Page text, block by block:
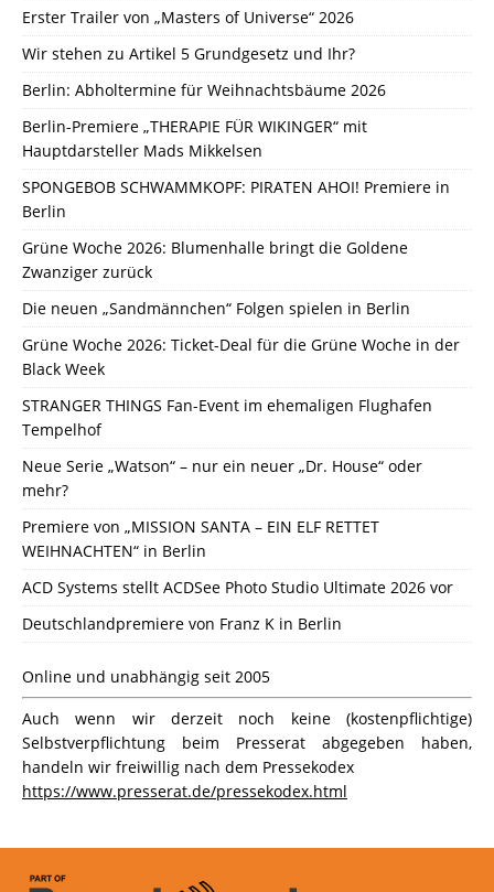
Erster Trailer von „Masters of Universe“ 2026
Wir stehen zu Artikel 5 Grundgesetz und Ihr?
Berlin: Abholtermine für Weihnachtsbäume 2026
Berlin-Premiere „THERAPIE FÜR WIKINGER“ mit
Hauptdarsteller Mads Mikkelsen
SPONGEBOB SCHWAMMKOPF: PIRATEN AHOI! Premiere in
Berlin
Grüne Woche 2026: Blumenhalle bringt die Goldene
Zwanziger zurück
Die neuen „Sandmännchen“ Folgen spielen in Berlin
Grüne Woche 2026: Ticket-Deal für die Grüne Woche in der
Black Week
STRANGER THINGS Fan-Event im ehemaligen Flughafen
Tempelhof
Neue Serie „Watson“ – nur ein neuer „Dr. House“ oder
mehr?
Premiere von „MISSION SANTA – EIN ELF RETTET
WEIHNACHTEN“ in Berlin
ACD Systems stellt ACDSee Photo Studio Ultimate 2026 vor
Deutschlandpremiere von Franz K in Berlin
Online und unabhängig seit 2005
Auch wenn wir derzeit noch keine (kostenpflichtige)
Selbstverpflichtung beim Presserat abgegeben haben,
handeln wir freiwillig nach dem Pressekodex
https://www.presserat.de/pressekodex.html